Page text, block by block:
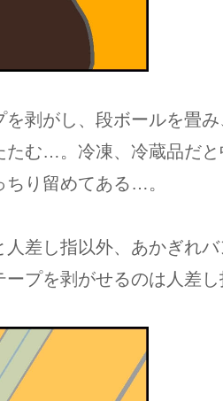
剥がし、段ボールを畳み
たむ…。冷凍、冷蔵品だ
り留めてある…。
差し指以外、あかぎれ
プを剥がせるのは人差し